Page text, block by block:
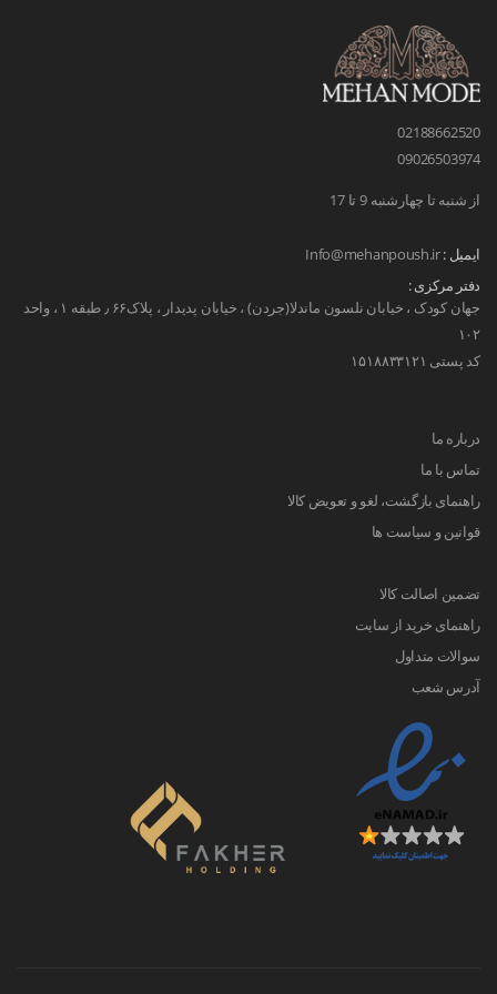
02188662520
09026503974
از شنبه تا چهارشنبه 9 تا 17
ایمیل :Info@mehanpoush.ir
دفتر مرکزی :
جهان کودک ، خیابان نلسون ماندلا(جردن) ، خیابان پدیدار ، پلاک۶۶ ٫ طبقه ۱ ، واحد
۱۰۲
کد پستی ۱۵۱۸۸۳۳۱۲۱
درباره ما
تماس با ما
راهنمای بازگشت، لغو و تعویض کالا
قوانین و سیاست ها
تضمین اصالت کالا
راهنمای خرید از سایت
سوالات متداول
آدرس شعب